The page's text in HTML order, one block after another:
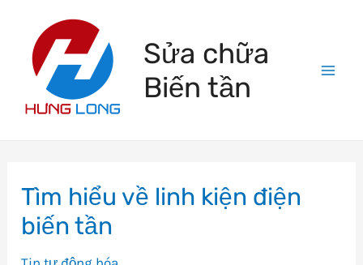
content
Sửa chữa
Biến tần
Tìm hiểu về linh kiện điện
biến tần